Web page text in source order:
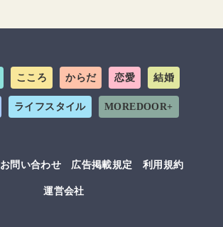
こころ からだ 恋愛 結婚
ライフスタイル MOREDOOR+
お問い合わせ 広告掲載規定
利用規約
運営会社